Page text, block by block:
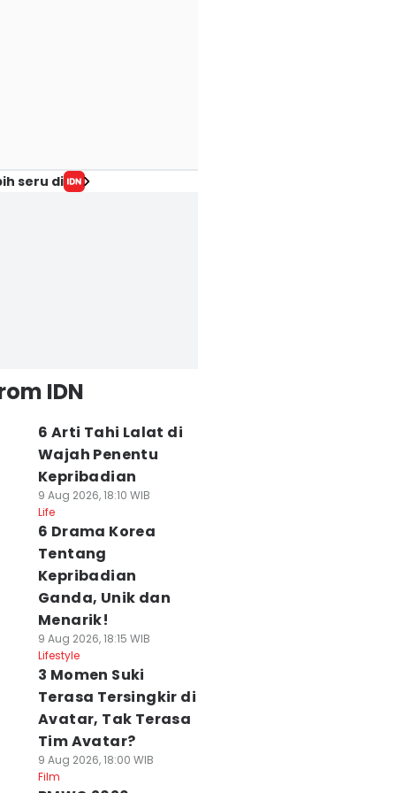
seru di
IDN
6 Arti Tahi Lalat di
Wajah Penentu
Kepribadian
9 Aug 2026, 18:10 WIB
Life
6 Drama Korea
Tentang
Kepribadian
Ganda, Unik dan
Menarik!
9 Aug 2026, 18:15 WIB
Lifestyle
3 Momen Suki
Terasa Tersingkir di
Avatar, Tak Terasa
Tim Avatar?
9 Aug 2026, 18:00 WIB
Film